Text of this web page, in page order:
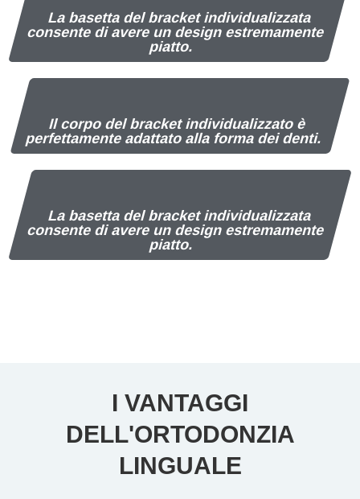
La basetta del bracket individualizzata
consente di avere un design estremamente
piatto.
Il corpo del bracket individualizzato è
perfettamente adattato alla forma dei denti.
La basetta del bracket individualizzata
consente di avere un design estremamente
piatto.
I VANTAGGI
DELL'ORTODONZIA
LINGUALE